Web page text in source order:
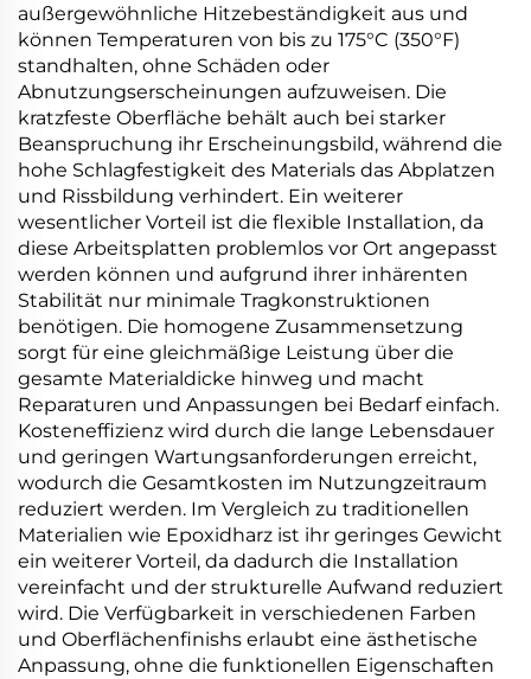
außergewöhnliche Hitzebeständigkeit aus und
können Temperaturen von bis zu 175°C (350°F)
standhalten, ohne Schäden oder
Abnutzungserscheinungen aufzuweisen. Die
kratzfeste Oberfläche behält auch bei starker
Beanspruchung ihr Erscheinungsbild, während die
hohe Schlagfestigkeit des Materials das Abplatzen
und Rissbildung verhindert. Ein weiterer
wesentlicher Vorteil ist die flexible Installation, da
diese Arbeitsplatten problemlos vor Ort angepasst
werden können und aufgrund ihrer inhärenten
Stabilität nur minimale Tragkonstruktionen
benötigen. Die homogene Zusammensetzung
sorgt für eine gleichmäßige Leistung über die
gesamte Materialdicke hinweg und macht
Reparaturen und Anpassungen bei Bedarf einfach.
Kosteneffizienz wird durch die lange Lebensdauer
und geringen Wartungsanforderungen erreicht,
wodurch die Gesamtkosten im Nutzungzeitraum
reduziert werden. Im Vergleich zu traditionellen
Materialien wie Epoxidharz ist ihr geringes Gewicht
ein weiterer Vorteil, da dadurch die Installation
vereinfacht und der strukturelle Aufwand reduziert
wird. Die Verfügbarkeit in verschiedenen Farben
und Oberflächenfinishs erlaubt eine ästhetische
Anpassung, ohne die funktionellen Eigenschaften